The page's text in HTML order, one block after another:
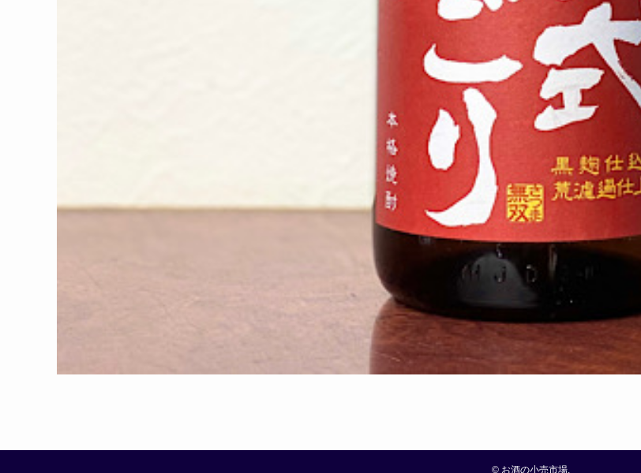
©お酒の小売市場.